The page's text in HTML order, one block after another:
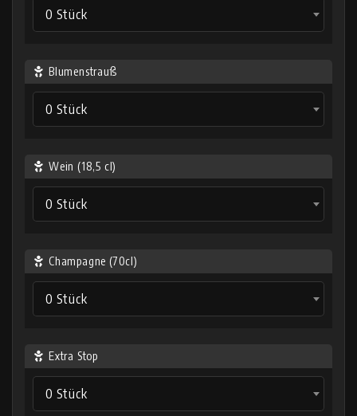
0 Stück
Blumenstrauß
0 Stück
Wein (18,5 cl)
0 Stück
Champagne (70cl)
0 Stück
Extra Stop
0 Stück